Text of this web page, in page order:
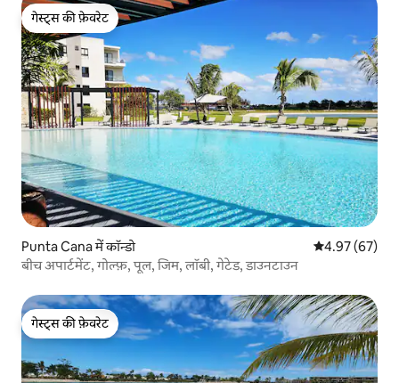
गेस्ट्स की फ़ेवरेट
गेस्ट्स की फ़ेवरेट
Punta Cana में कॉन्डो औसत रेटिंग 5 में
4.97 (67)
बीच अपार्टमेंट, गोल्फ़, पूल, जिम, लॉबी, गेटेड, डाउनटाउन
गेस्ट्स की फ़ेवरेट
गेस्ट्स की फ़ेवरेट